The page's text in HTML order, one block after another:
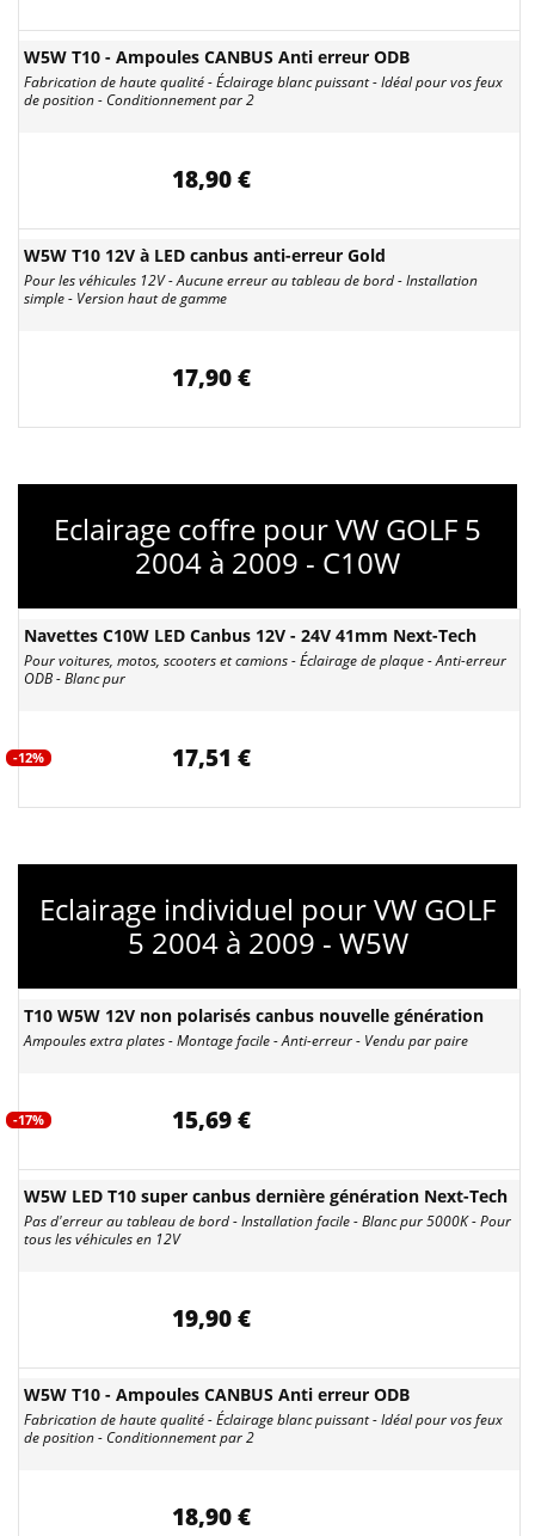
W5W T10 - Ampoules CANBUS Anti erreur ODB
Fabrication de haute qualité - Éclairage blanc puissant - Idéal pour vos feux
de position - Conditionnement par 2
18,90 €
W5W T10 12V à LED canbus anti-erreur Gold
Pour les véhicules 12V - Aucune erreur au tableau de bord - Installation
simple - Version haut de gamme
17,90 €
Eclairage coffre pour VW GOLF 5
2004 à 2009 - C10W
Navettes C10W LED Canbus 12V - 24V 41mm Next-Tech
Pour voitures, motos, scooters et camions - Éclairage de plaque - Anti-erreur
ODB - Blanc pur
-12% 17,51 €
Eclairage individuel pour VW GOLF
5 2004 à 2009 - W5W
T10 W5W 12V non polarisés canbus nouvelle génération
Ampoules extra plates - Montage facile - Anti-erreur - Vendu par paire
-17% 15,69 €
W5W LED T10 super canbus dernière génération Next-Tech
Pas d'erreur au tableau de bord - Installation facile - Blanc pur 5000K - Pour
tous les véhicules en 12V
19,90 €
W5W T10 - Ampoules CANBUS Anti erreur ODB
Fabrication de haute qualité - Éclairage blanc puissant - Idéal pour vos feux
de position - Conditionnement par 2
18,90 €